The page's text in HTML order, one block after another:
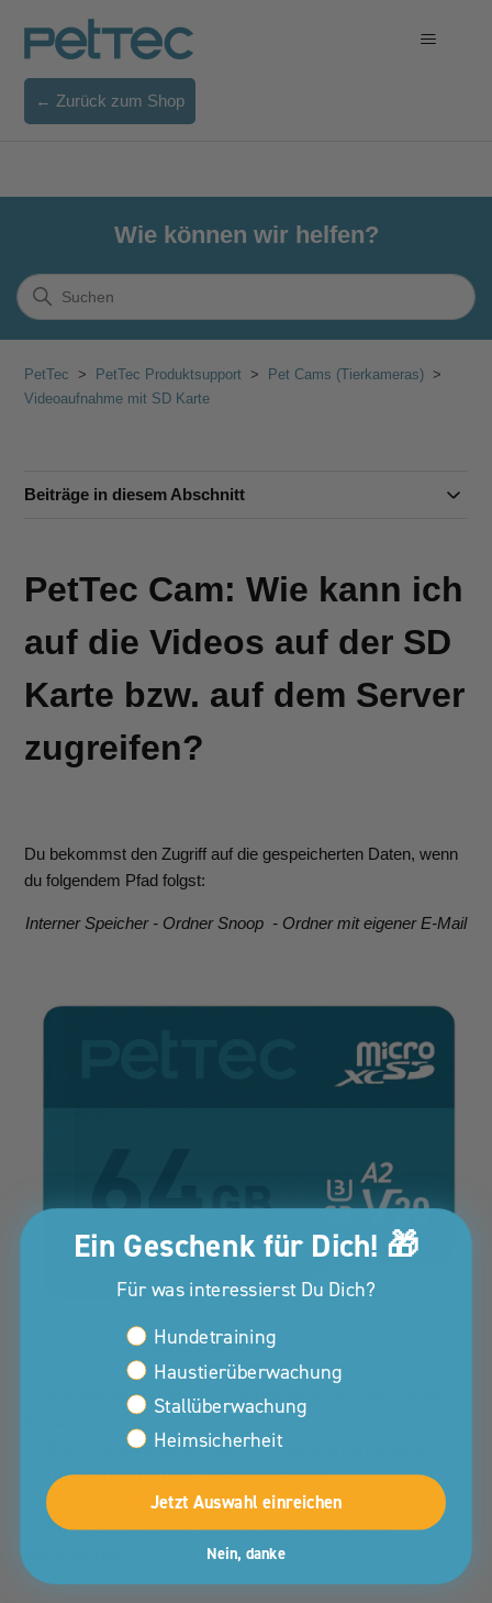
← Zurück zum Shop
Wie können wir helfen?
PetTec PetTec Produktsupport
Pet Cams (Tierkameras)
Videoaufnahme mit SD Karte
Beiträge in diesem Abschnitt
PetTec Cam: Wie kann ich
auf die Videos auf der SD
Karte bzw. auf dem Server
zugreifen?
Du bekommst den Zugriff auf die gespeicherten Daten, wenn
du folgendem Pfad folgst:
Interner Speicher - Ordner Snoop - Ordner mit eigener E-Mail
https://pettec.de/products/pettec-ultra-microsdxc-
Kompatibilität geprüft und empfohlen für alle PetTec
Sofort einsatzbereit – kein Formatieren erforderlich
Unterstützt Full-HD-Videoaufnahmen
Optimiert für App-Performance
Hohe Stabilität und Datensicherheit auch bei
Ein Geschenk für Dich! 🎁
Für was interessierst Du Dich?
Interessen Kunden Property
Hundetraining
Haustierüberwachung
Stallüberwachung
Heimsicherheit
Jetzt Auswahl einreichen
Nein, danke